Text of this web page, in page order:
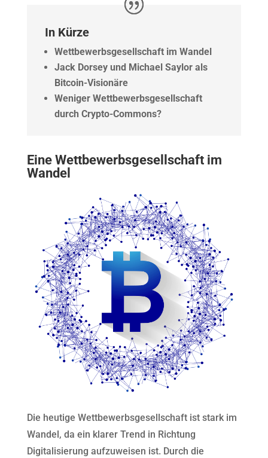
In Kürze
Wettbewerbsgesellschaft im Wandel
Jack Dorsey und Michael Saylor als
Bitcoin-Visionäre
Weniger Wettbewerbsgesellschaft
durch Crypto-Commons?
Eine Wettbewerbsgesellschaft im
Wandel
Die heutige Wettbewerbsgesellschaft ist stark im
Wandel, da ein klarer Trend in Richtung
Digitalisierung aufzuweisen ist. Durch die